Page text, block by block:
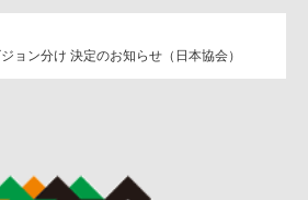
ョン分け 決定のお知らせ（日本協会）